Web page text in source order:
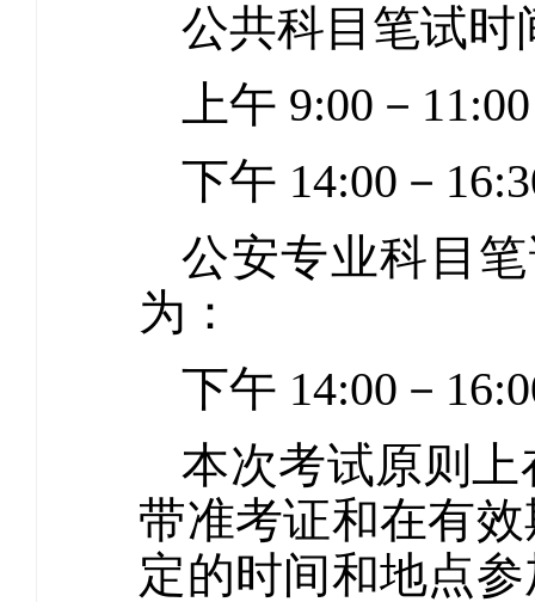
公共科目笔试时
上午 9:00－
下午 14:00－
公安专业科目
为：
下午 14:00－
本次考试原则
带准考证和在有
定的时间和地点